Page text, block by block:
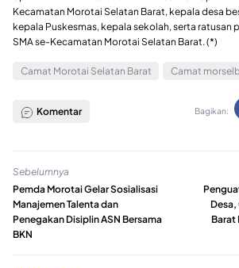
Kecamatan Morotai Selatan Barat, kepala desa
kepala Puskesmas, kepala sekolah, serta ratusan
SMA se-Kecamatan Morotai Selatan Barat. (*)
Camat Morotai Selatan Barat Camat
Komentar Bagikan:
Sebelumnya
Pemda Morotai Gelar Sosialisasi
Manajemen Talenta dan
Penegakan Disiplin ASN Bersama
BKN
Barat